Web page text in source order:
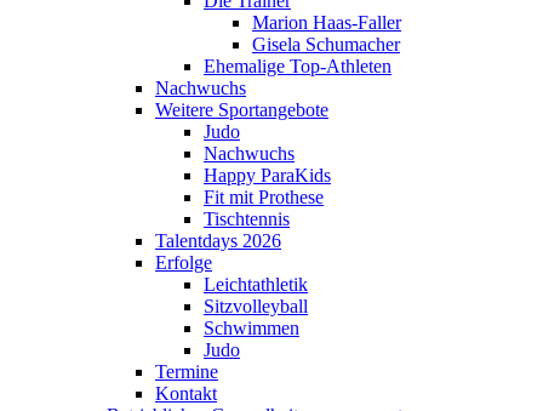
Marion Haas-Faller
Gisela Schumacher
Ehemalige Top-Athleten
Nachwuchs
Weitere Sportangebote
Judo
Nachwuchs
Happy ParaKids
Fit mit Prothese
Tischtennis
Talentdays 2026
Erfolge
Leichtathletik
Sitzvolleyball
Schwimmen
Judo
Termine
Kontakt